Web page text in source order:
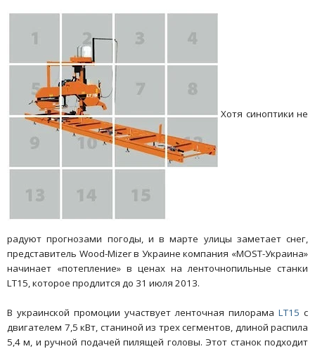
Хотя синоптики не
радуют прогнозами погоды, и в марте улицы заметает снег,
представитель Wood-Mizer в Украине компания «MOST-Украина»
начинает «потепление» в ценах на ленточнопильные станки
LT15, которое продлится до 31 июля 2013.
В украинской промоции участвует ленточная пилорама LT15 с
двигателем 7,5 кВт, станиной из трех сегментов, длиной распила
5,4 м, и ручной подачей пилящей головы. Этот станок подходит